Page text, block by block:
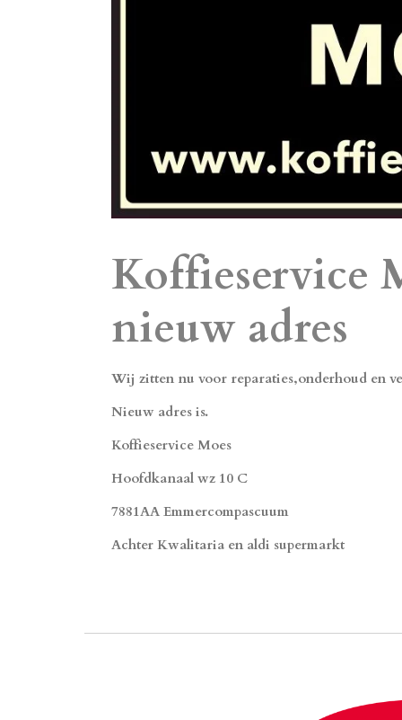
Koffieservice
nieuw adres
Wij zitten nu voor reparaties,onderhoud en
Nieuw adres is.
Koffieservice Moes
Hoofdkanaal wz 10 C
7881AA Emmercompascuum
Achter Kwalitaria en aldi supermarkt